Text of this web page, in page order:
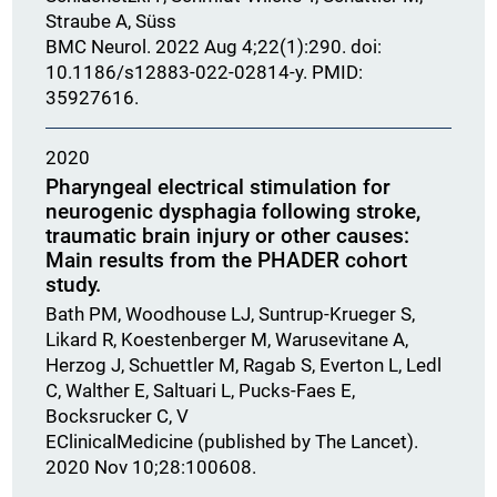
Straube A, Süss
BMC Neurol. 2022 Aug 4;22(1):290. doi:
10.1186/s12883-022-02814-y. PMID:
35927616.
2020
Pharyngeal electrical stimulation for
neurogenic dysphagia following stroke,
traumatic brain injury or other causes:
Main results from the PHADER cohort
study.
Bath PM, Woodhouse LJ, Suntrup-Krueger S,
Likard R, Koestenberger M, Warusevitane A,
Herzog J, Schuettler M, Ragab S, Everton L, Ledl
C, Walther E, Saltuari L, Pucks-Faes E,
Bocksrucker C, V
EClinicalMedicine (published by The Lancet).
2020 Nov 10;28:100608.